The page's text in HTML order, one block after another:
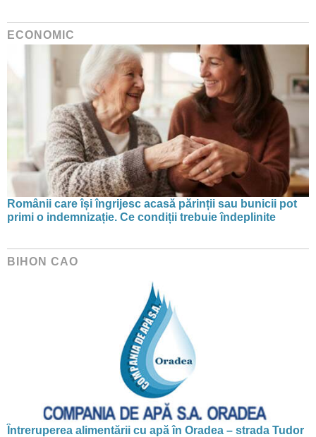
ECONOMIC
Românii care își îngrijesc acasă părinții sau bunicii pot
primi o indemnizație. Ce condiții trebuie îndeplinite
BIHON CAO
Întreruperea alimentării cu apă în Oradea – strada Tudor